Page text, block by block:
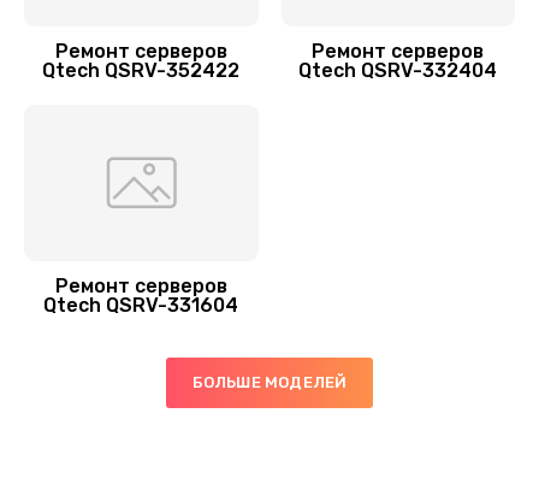
Ремонт серверов
Qtech QSRV-352422
Ремонт серверов
Qtech QSRV-332404
Ремонт серверов
Qtech QSRV-331604
БОЛЬШЕ МОДЕЛЕЙ